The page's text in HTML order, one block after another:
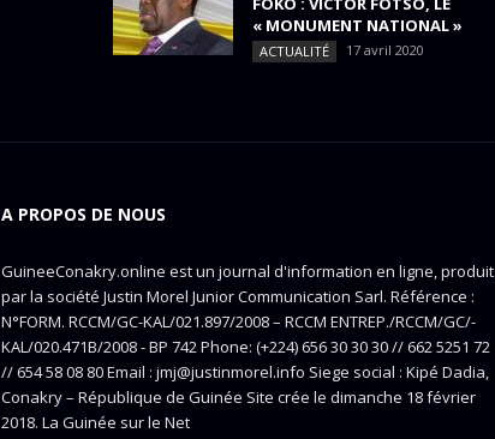
« MONUMENT NATIONAL »
ACTUALITÉ 17 avril 2020
A PROPOS DE NOUS
GuineeConakry.online est un journal d'information en ligne, produit
par la société Justin Morel Junior Communication Sarl. Référence :
N°FORM. RCCM/GC-KAL/021.897/2008 – RCCM ENTREP./RCCM/GC/-
KAL/020.471B/2008 - BP 742 Phone: (+224) 656 30 30 30 // 662 5251 72
// 654 58 08 80 Email : jmj@justinmorel.info Siege social : Kipé Dadia,
Conakry – République de Guinée Site crée le dimanche 18 février
2018. La Guinée sur le Net